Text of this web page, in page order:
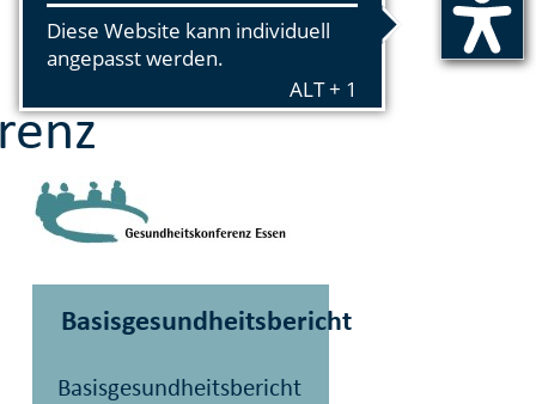
Basisgesundheitsbericht
Basisgesundheitsbericht